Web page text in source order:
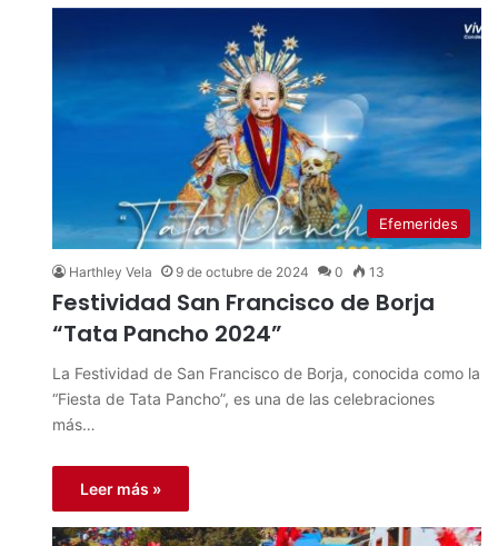
Efemerides
Harthley Vela 9 de octubre de 2024 0 13
Festividad San Francisco de Borja
“Tata Pancho 2024”
La Festividad de San Francisco de Borja, conocida como la
“Fiesta de Tata Pancho”, es una de las celebraciones
más…
Leer más »